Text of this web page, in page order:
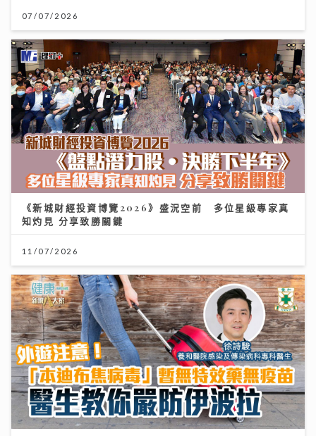
07/07/2026
《新城財經投資博覽2026》盛況空前 多位星級專家真
知灼見 分享致勝關鍵
11/07/2026